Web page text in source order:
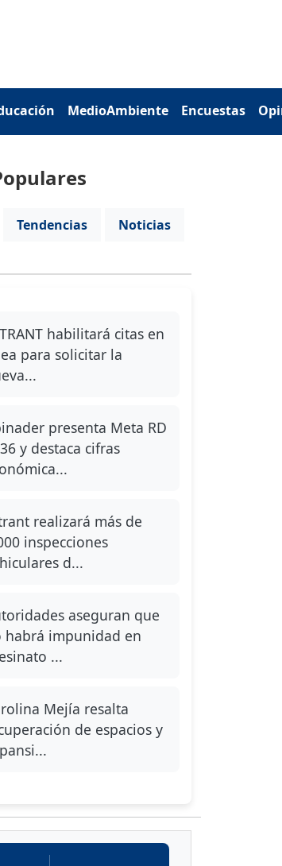
MedioAmbiente Encuestas
Tendencias
Noticias
habilitará citas en
para solicitar la
presenta Meta RD
y destaca cifras
realizará más de
inspecciones
d...
aseguran que
habrá impunidad en
...
Mejía resalta
de espacios y